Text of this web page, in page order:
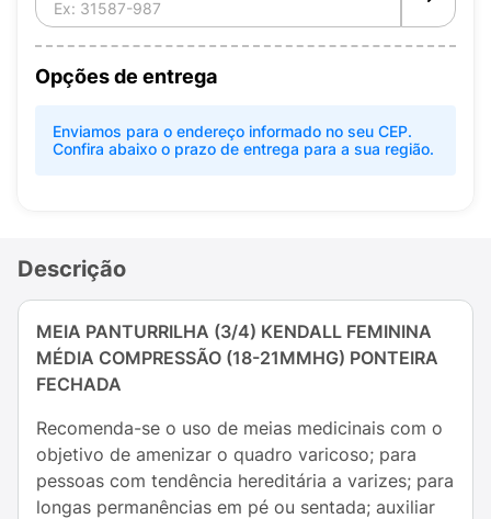
Opções de entrega
Enviamos para o endereço informado no seu CEP.
Confira abaixo o prazo de entrega para a sua região.
Descrição
MEIA PANTURRILHA (3/4) KENDALL FEMININA
MÉDIA COMPRESSÃO (18-21MMHG) PONTEIRA
FECHADA
Recomenda-se o uso de meias medicinais com o
objetivo de amenizar o quadro varicoso; para
pessoas com tendência hereditária a varizes; para
longas permanências em pé ou sentada; auxiliar